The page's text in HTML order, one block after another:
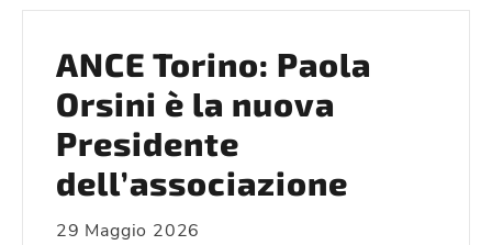
ANCE Torino: Paola
Orsini è la nuova
Presidente
dell’associazione
29 Maggio 2026